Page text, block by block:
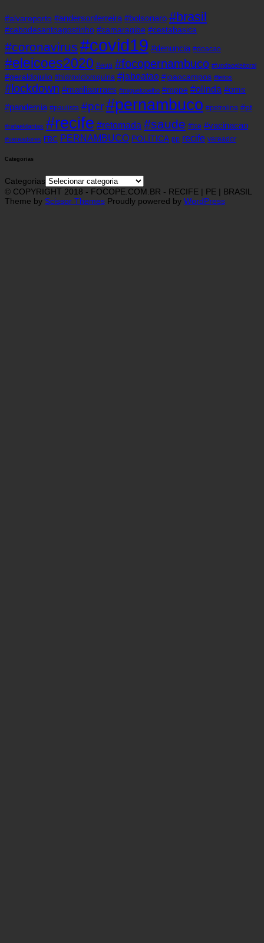
#alvaroporto #andersonferreira #bolsonaro #brasil
#cabodesantoagostinho #camaragibe #cestabasica
#coronavirus #covid19 #denuncia #doacao
#eleicoes2020 #eua #focopernambuco #fundaoeleitoral
#geraldojulio #hidroxicloroquina #jaboatao #joaocampos #leitos
#lockdown #mariliaarraes #miguelcoelho #mppe #olinda #oms
#pandemia #paulista #pcr#pernambuco #petrolina #pt
#rafaeldantas #recife #retomada #saude #tce #vacinacao
#vereadores FBC PERNAMBUCO POLÍTICA pp recife vereador
Categorias
Categorias
© COPYRIGHT 2018 - FOCOPE.COM.BR - RECIFE | PE | BRASIL
Theme by Scissor Themes Proudly powered by WordPress